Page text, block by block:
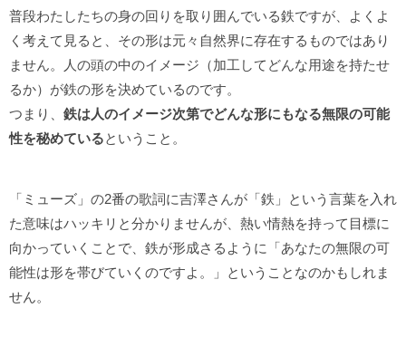
普段わたしたちの身の回りを取り囲んでいる鉄ですが、よくよ
く考えて見ると、その形は元々自然界に存在するものではあり
ません。人の頭の中のイメージ（加工してどんな用途を持たせ
るか）が鉄の形を決めているのです。
つまり、 鉄は人のイメージ次第でどんな形にもなる無限の可能
性を秘めているということ。
「ミューズ」の2番の歌詞に吉澤さんが「鉄」という言葉を入れ
た意味はハッキリと分かりませんが、熱い情熱を持って目標に
向かっていくことで、鉄が形成さるように「あなたの無限の可
能性は形を帯びていくのですよ。」ということなのかもしれま
せん。